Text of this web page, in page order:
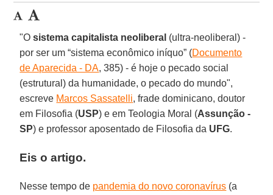
"Osistema capitalista neoliberal (ultra-neoliberal) -
por ser um “sistema econômico iníquo” (Documento
de Aparecida - DA, 385) - é hoje o pecado social
(estrutural) da humanidade, o pecado do mundo",
escreve Marcos Sassatelli, frade dominicano, doutor
em Filosofia (USP) e em Teologia Moral (Assunção -
SP) e professor aposentado de Filosofia da UFG.
Eis o artigo.
Nesse tempo de pandemia do novo coronavírus (a